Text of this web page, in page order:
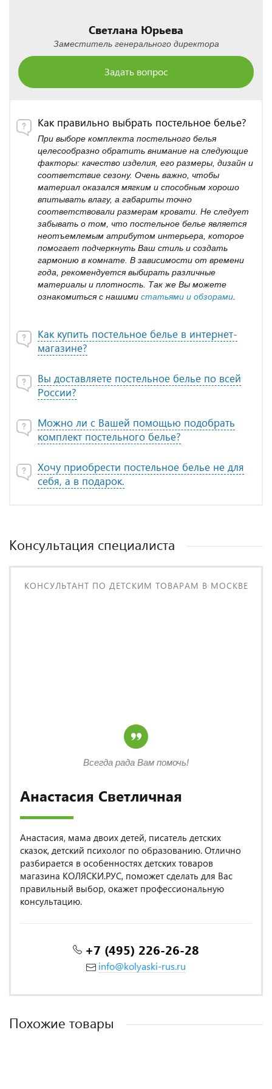
Светлана Юрьева
Заместитель генерального директора
Задать вопрос
Как правильно выбрать постельное белье?
При выборе комплекта постельного белья
целесообразно обратить внимание на следующие
факторы: качество изделия, его размеры, дизайн и
соответствие сезону. Очень важно, чтобы
материал оказался мягким и способным хорошо
впитывать влагу, а габариты точно
соответствовали размерам кровати. Не следует
забывать о том, что постельное белье является
неотъемлемым атрибутом интерьера, которое
помогает подчеркнуть Ваш стиль и создать
гармонию в комнате. В зависимости от времени
года, рекомендуется выбирать различные
материалы и плотность. Так же Вы можете
ознакомиться с нашими статьями и обзорами
Как купить постельное белье в интернет-
магазине?
Вы доставляете постельное белье по всей
России?
Можно ли с Вашей помощью подобрать
комплект постельного белье?
Хочу приобрести постельное белье не для
себя, а в подарок.
Консультация специалиста
КОНСУЛЬТАНТ ПО ДЕТСКИМ ТОВАРАМ В МОСКВЕ
Анастасия Светличная
Анастасия, мама двоих детей, писатель детских
сказок, детский психолог по образованию. Отлично
разбирается в особенностях детских товаров
магазина КОЛЯСКИ.РУС, поможет сделать для Вас
правильный выбор, окажет профессиональную
консультацию.
+7 (495) 226-26-28
info@kolyaski-rus.ru
Всегда рада Вам помочь!
Похожие товары